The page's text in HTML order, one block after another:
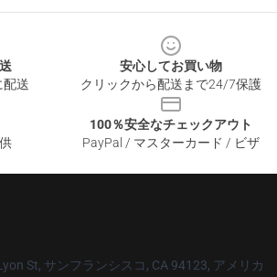
配送
安心してお買い物
クリックから配送まで24/7保護
100％安全なチェックアウト
PayPal / マスターカード / ビザ
St, サンフランシスコ, CA 94123, アメリカ